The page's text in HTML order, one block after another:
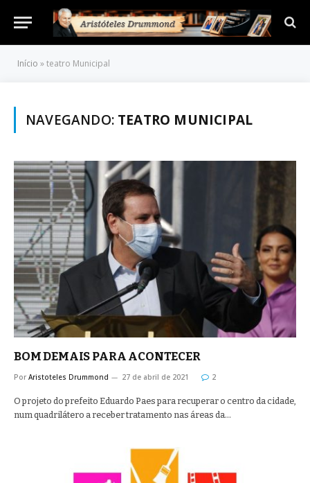
Início »teatro Municipal
NAVEGANDO: TEATRO MUNICIPAL
BOM DEMAIS PARA ACONTECER
Por Aristoteles Drummond 27 de abril de 2021 2
O projeto do prefeito Eduardo Paes para recuperar o centro da cidade,
num quadrilátero a receber tratamento nas áreas da…